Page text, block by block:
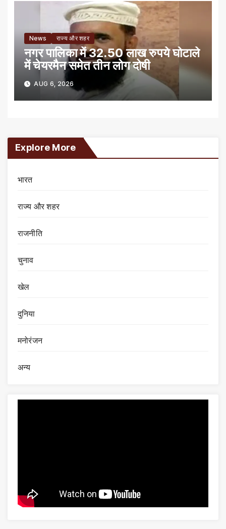
News राज्य और शहर
नगर पालिका में 32.50 लाख रुपये घोटाले
में चेयरमैन समेत तीन लोग दोषी
AUG 6, 2026
Explore More
भारत
राज्य और शहर
राजनीति
चुनाव
खेल
दुनिया
मनोरंजन
अन्य